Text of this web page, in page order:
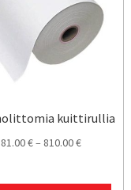
kuittirullia
81.00€– 810.00€Hintaluokka:
-